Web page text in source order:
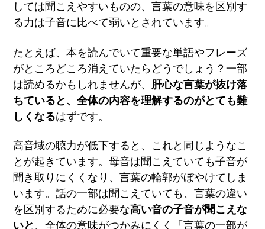
しては聞こえやすいものの、 言葉の意味を区別す
る力は子音に比べて弱いと されています。
たとえば、本を読んでいて重要な単語やフレーズ
がところどころ消えていたらどうでしょう？ 一部
は読めるかもしれませんが、 肝心な言葉が抜け落
ちていると、全体の内容を理解するのがとても難
しくなるはずです。
高音域の聴力が低下すると、これと同じようなこ
とが起きています。 母音は聞こえていても子音が
聞き取りにくくなり、言葉の輪郭がぼやけてしま
います。話の一部は聞こえていても 、 言葉の違い
を区別するために必要な高い音の子音が聞こえな
いと 、全体の意味がつかみにくく「言葉の一部が